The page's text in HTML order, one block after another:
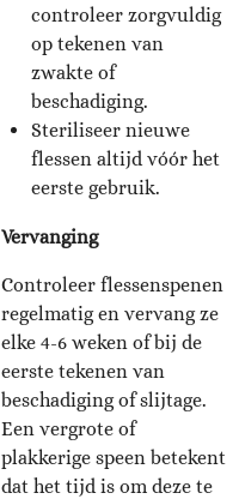
controleer zorgvuldig
op tekenen van
zwakte of
beschadiging.
Steriliseer nieuwe
flessen altijd vóór het
eerste gebruik.
Vervanging
Controleer flessenspenen
regelmatig en vervang ze
elke 4-6 weken of bij de
eerste tekenen van
beschadiging of slijtage.
Een vergrote of
plakkerige speen betekent
dat het tijd is om deze te